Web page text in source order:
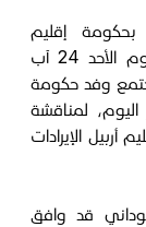
بحكومة إقليم
كوردستان، طلب عدم الكشف عن اسمه، اليوم الأحد 24 آب
يجتمع وفد حكومة
لمناقشة
أربيل الإيرادات
قد وافق